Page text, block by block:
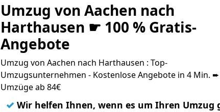
Umzug von Aachen nach
Harthausen ☛ 100 % Gratis-
Angebote
Umzug von Aachen nach Harthausen : Top-
Umzugsunternehmen - Kostenlose Angebote in 4 Min. ➨
Umzüge ab 84€
✓ Wir helfen Ihnen, wenn es um Ihren Umzug